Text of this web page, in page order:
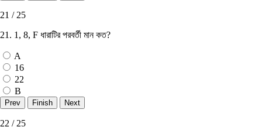
21 / 25
21. 1, 8, F ধারাটির পরবর্তী মান কত?
A
16
22
B
22 / 25